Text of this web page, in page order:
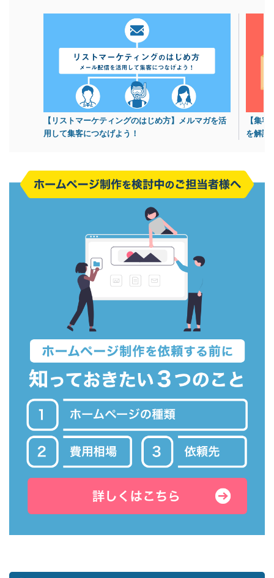
【リストマーケティングのはじめ方】メルマガを活
用して集客につなげよう！
【集
を解説